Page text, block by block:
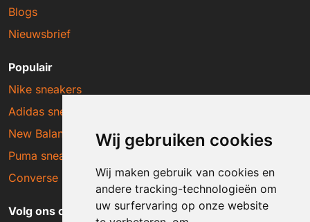
Wij gebruiken cookies
Wij maken gebruik van cookies en
andere tracking-technologieën om
uw surfervaring op onze website
Blogs
Nieuwsbrief
Populair
Nike sneakers
Adidas sneakers
New Balance sneakers
Puma sneakers
Converse sneakers
Volg ons op social media